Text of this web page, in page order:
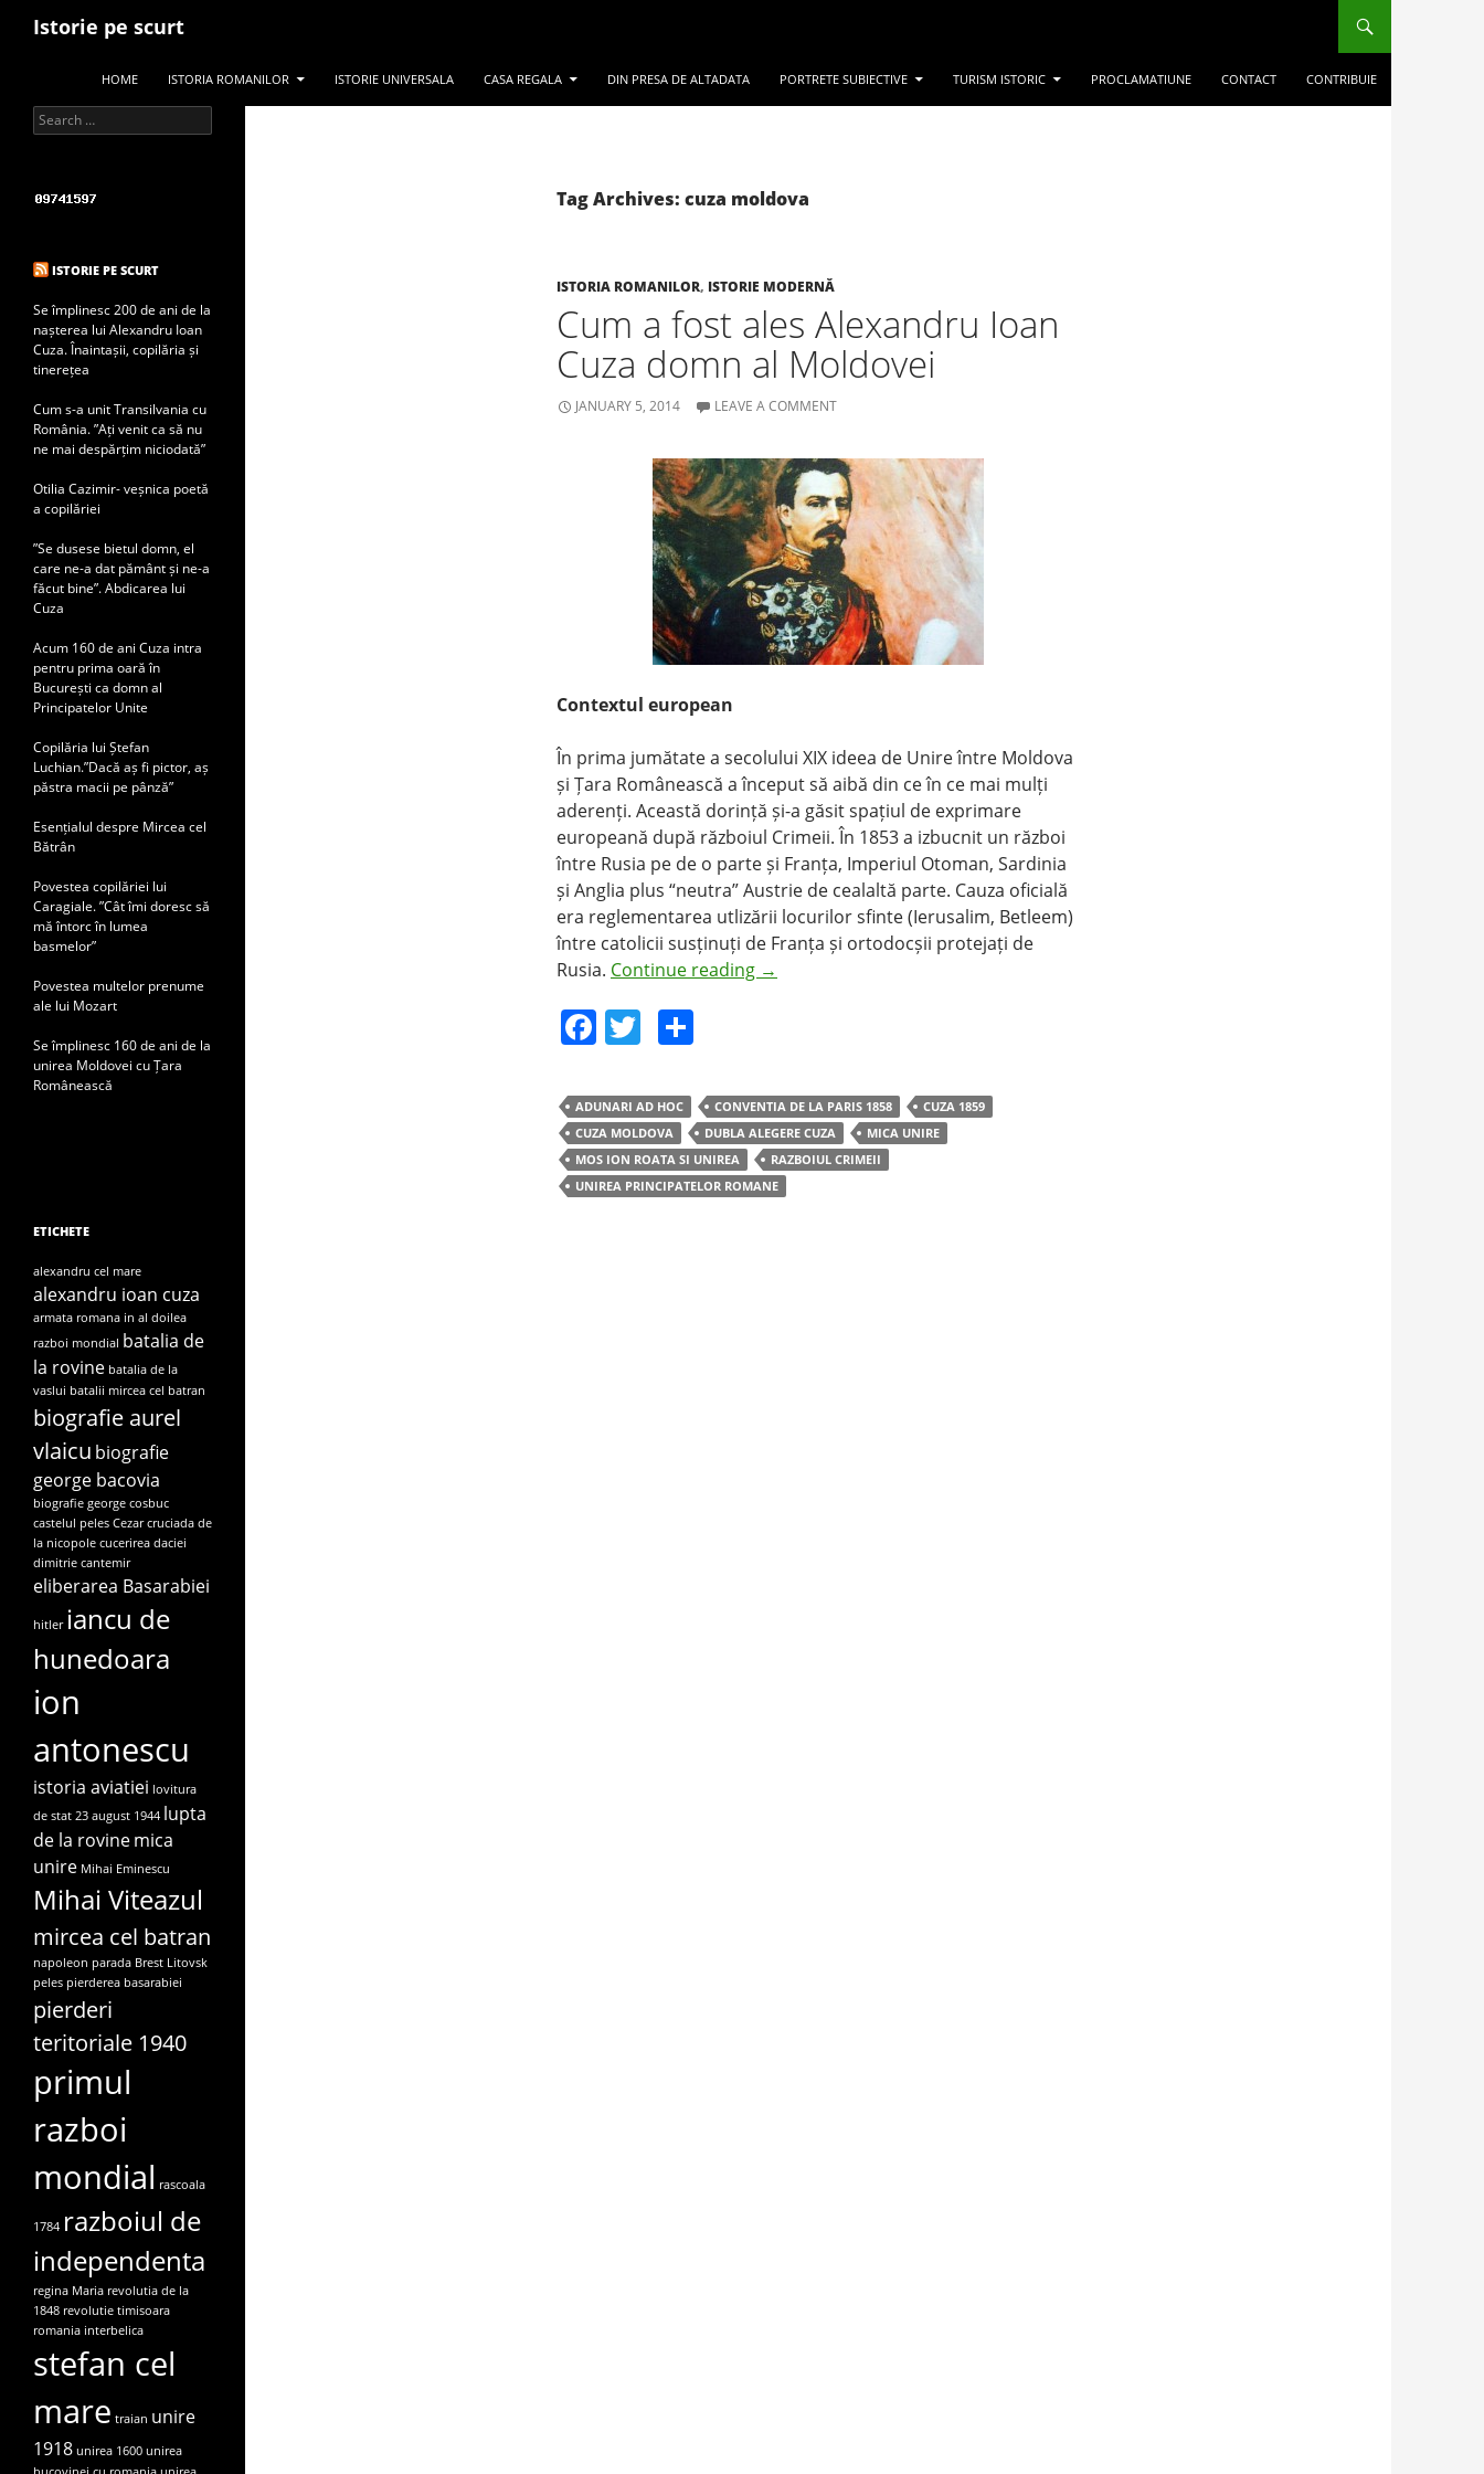
Istorie pe scurt
HOME
ISTORIA ROMANILOR ISTORIE UNIVERSALA CASA REGALA DIN PRESA DE ALTADATA PORTRETE SUBIECTIVE TURISM ISTORIC PROCLAMATIUNE CONTACT CONTRIBUIE
Tag Archives: cuza moldova
ISTORIA ROMANILOR, ISTORIE MODERNĂ
Cum a fost ales Alexandru Ioan
Cuza domn al Moldovei
JANUARY 5, 2014 LEAVE A COMMENT
Contextul european
În prima jumătate a secolului XIX ideea de Unire între Moldova
și Țara Românească a început să aibă din ce în ce mai mulți
aderenți. Această dorință și-a găsit spațiul de exprimare
europeană după războiul Crimeii. În 1853 a izbucnit un război
între Rusia pe de o parte și Franța, Imperiul Otoman, Sardinia
și Anglia plus “neutra” Austrie de cealaltă parte. Cauza oficială
era reglementarea utlizării locurilor sfinte (Ierusalim, Betleem)
între catolicii susținuți de Franța și ortodocșii protejați de
Rusia. Continue reading →
F
c
e
b
o
T
itt
er
ar
e
ADUNARI AD HOC CONVENTIA DE LA PARIS 1858
CUZA 1859
CUZA MOLDOVA
DUBLA ALEGERE CUZA
MICA UNIRE
MOS ION ROATA SI UNIREA
RAZBOIUL CRIMEII
UNIREA PRINCIPATELOR ROMANE
Search for:
ISTORIE PE SCURT
Se împlinesc 200 de ani de la
nașterea lui Alexandru Ioan
Cuza. Înaintașii, copilăria și
tinerețea
Cum s-a unit Transilvania cu
România. ”Ați venit ca să nu
ne mai despărțim niciodată”
Otilia Cazimir- veșnica poetă
a copilăriei
”Se dusese bietul domn, el
care ne-a dat pământ și ne-a
făcut bine”. Abdicarea lui
Cuza
Acum 160 de ani Cuza intra
pentru prima oară în
București ca domn al
Principatelor Unite
Copilăria lui Ștefan
Luchian.”Dacă aș fi pictor, aș
păstra macii pe pânză”
Esențialul despre Mircea cel
Bătrân
Povestea copilăriei lui
Caragiale. ”Cât îmi doresc să
mă întorc în lumea
basmelor”
Povestea multelor prenume
ale lui Mozart
Se împlinesc 160 de ani de la
unirea Moldovei cu Țara
Românească
ETICHETE
alexandru cel mare
alexandru ioan cuza
armata romana in al doilea
razboi mondial batalia de
la rovine batalia de la
vaslui batalii mircea cel batran
biografie aurel
vlaicu biografie
george bacovia
biografie george cosbuc
castelul peles Cezar cruciada de
la nicopole cucerirea daciei
dimitrie cantemir
eliberarea Basarabiei
hitler iancu de
hunedoara
ion
antonescu
istoria aviatiei lovitura
de stat 23 august 1944 lupta
de la rovinemica
unire Mihai Eminescu
Mihai Viteazul
mircea cel batran
napoleon parada Brest Litovsk
peles pierderea basarabiei
pierderi
teritoriale 1940
primul
razboi
mondial rascoala
1784 razboiul de
independenta
regina Maria revolutia de la
1848 revolutie timisoara
romania interbelica
stefan cel
mare traian unire
1918 unirea 1600 unirea